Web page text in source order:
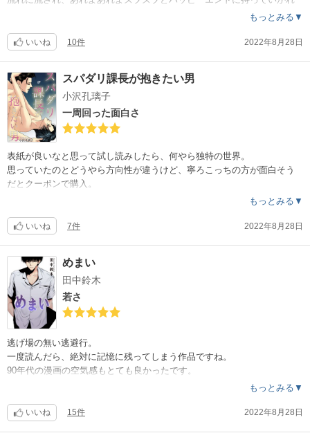
その中でも本作と『ストーカーの後輩が〜』が、とてもお気に入りです
ませんので、安心してお読み頂けます。
面白いだけではなく、何だかんだで最終的に酔えます。
もっとみる▼
いいね 10件 2022年8月28日
スパダリ課長が抱きたい男
小沢孔璃子
一周回った面白さ
表紙が良いなと思って試し読みしたら、何やら独特の世界。
思っていたのとどうやら方向性が違うけど、寧ろこっちの方が面白そう
だとクーポンで購入。
課長のキャラ、セリフ回しが絶妙。
おもしろー。クセになる。
もっとみる▼
いいね 7件 2022年8月28日
めまい
田中鈴木
若さ
逃げ場の無い逃避行。
一度読んだら、絶対に記憶に残ってしまう作品ですね。
90年代の漫画の空気感もとても良かったです。
心底そう思わないのは、若さに潜む息苦しさも知っているからかなと思
もっとみる▼
いいね 15件 2022年8月28日